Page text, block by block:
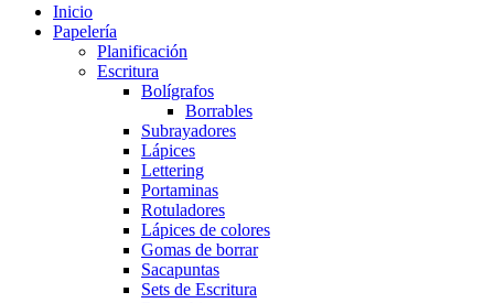
Inicio
Papelería
Planificación
Escritura
Bolígrafos
Borrables
Subrayadores
Lápices
Lettering
Portaminas
Rotuladores
Lápices de colores
Gomas de borrar
Sacapuntas
Sets de Escritura